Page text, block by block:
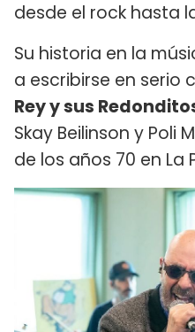
desde el rock hasta
Su historia en la
a escribirse en serio
Rey y sus
Skay Beilinson y Poli
de los años 70 en La